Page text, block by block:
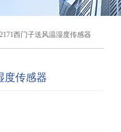
西门子送风温湿度传感器
度传感器